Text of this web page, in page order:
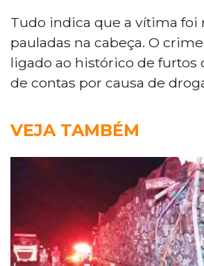
Tudo indica que a vítima foi
pauladas na cabeça. O
ligado ao histórico de furtos
de contas por causa de
VEJA TAMBÉM